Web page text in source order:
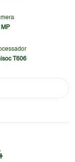
MP
T606